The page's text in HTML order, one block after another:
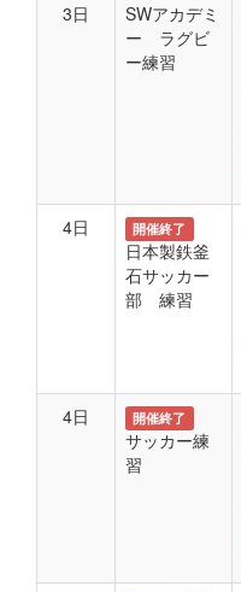
3日
SWアカデミ
ー ラグビ
ー練習
4日
開催終了
日本製鉄釜
石サッカー
部 練習
4日
開催終了
サッカー練
習